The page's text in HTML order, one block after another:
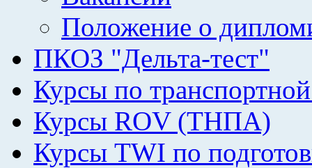
Положение о
ПКОЗ "Дельта-тест"
Курсы по
Курсы ROV (ТНПА)
Курсы TWI по